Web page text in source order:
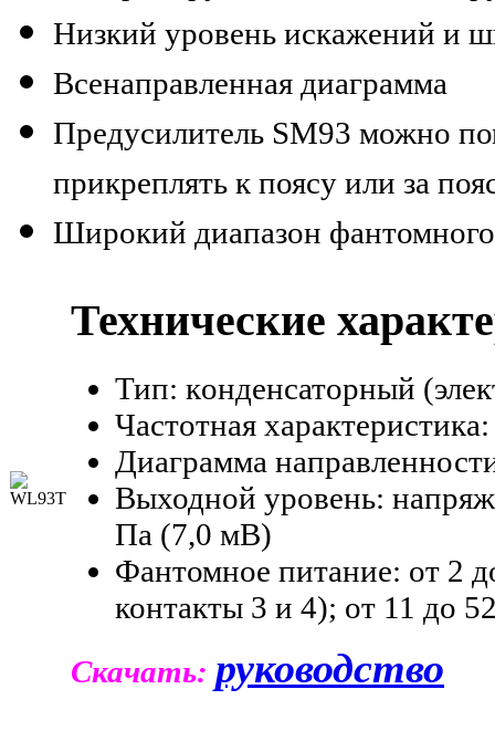
Низкий уровень искажений и
Всенаправленная диаграмма
Предусилитель SM93 можно
прикреплять к поясу или за
Широкий диапазон
Технические
Тип: конденсаторный
Частотная
Диаграмма
Выходной уровень:
Па (7,0 мВ)
Фантомное питание: от 2
контакты 3 и 4); от 11 до
Скачать: руководство